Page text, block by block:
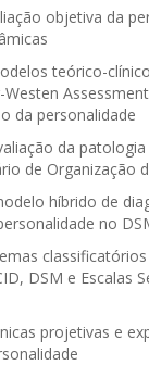
objetiva da
teórico-
da personalidade
da
de Organização
híbrido de
no
DSM e Escalas
projetivas e